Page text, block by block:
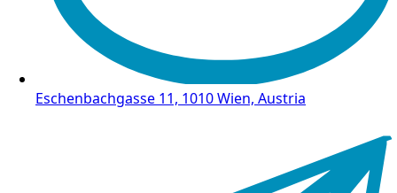
Eschenbachgasse 11, 1010 Wien, Austria